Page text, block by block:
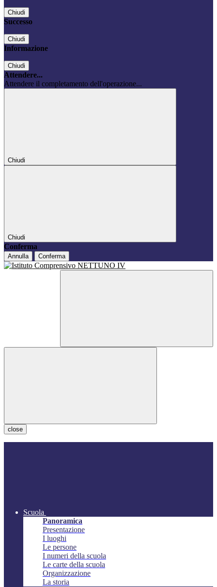
Chiudi
Successo
Chiudi
Informazione
Chiudi
Attendere...
Attendere il completamento dell'operazione...
Chiudi
Chiudi
Conferma
Annulla Conferma
close
Scuola
Panoramica
Presentazione
I luoghi
Le persone
I numeri della scuola
Le carte della scuola
Organizzazione
La storia